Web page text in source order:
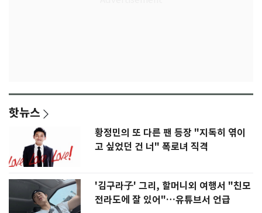
핫뉴스
황정민의 또 다른 팬 등장 "지독히 엮이
고 싶었던 건 너" 폭로녀 직격
'김구라子' 그리, 할머니외 여행서 "친모
전라도에 잘 있어"…유튜브서 언급